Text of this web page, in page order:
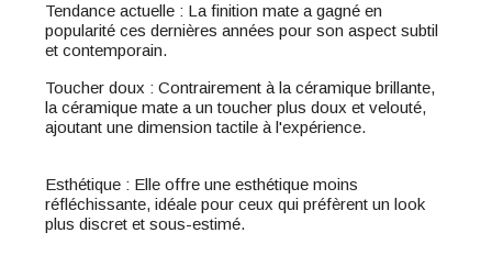
Tendance actuelle : La finition mate a gagné en
popularité ces dernières années pour son aspect subtil
et contemporain.
Toucher doux : Contrairement à la céramique brillante,
la céramique mate a un toucher plus doux et velouté,
ajoutant une dimension tactile à l'expérience.
Esthétique : Elle offre une esthétique moins
réfléchissante, idéale pour ceux qui préfèrent un look
plus discret et sous-estimé.